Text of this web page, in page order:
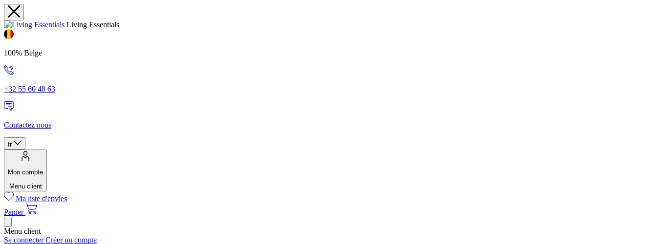
Living Essentials
100% Belge
+32 55 60 48 63
Contactez nous
fr
Mon compte
Menu client
Ma liste d'envies
Panier
Menu client
Se connecterCréer un compte